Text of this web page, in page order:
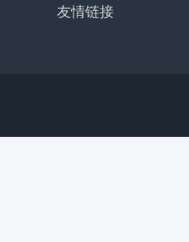
友情链接